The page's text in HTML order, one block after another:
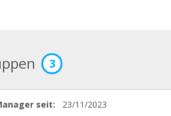
3
seit: 23/11/2023